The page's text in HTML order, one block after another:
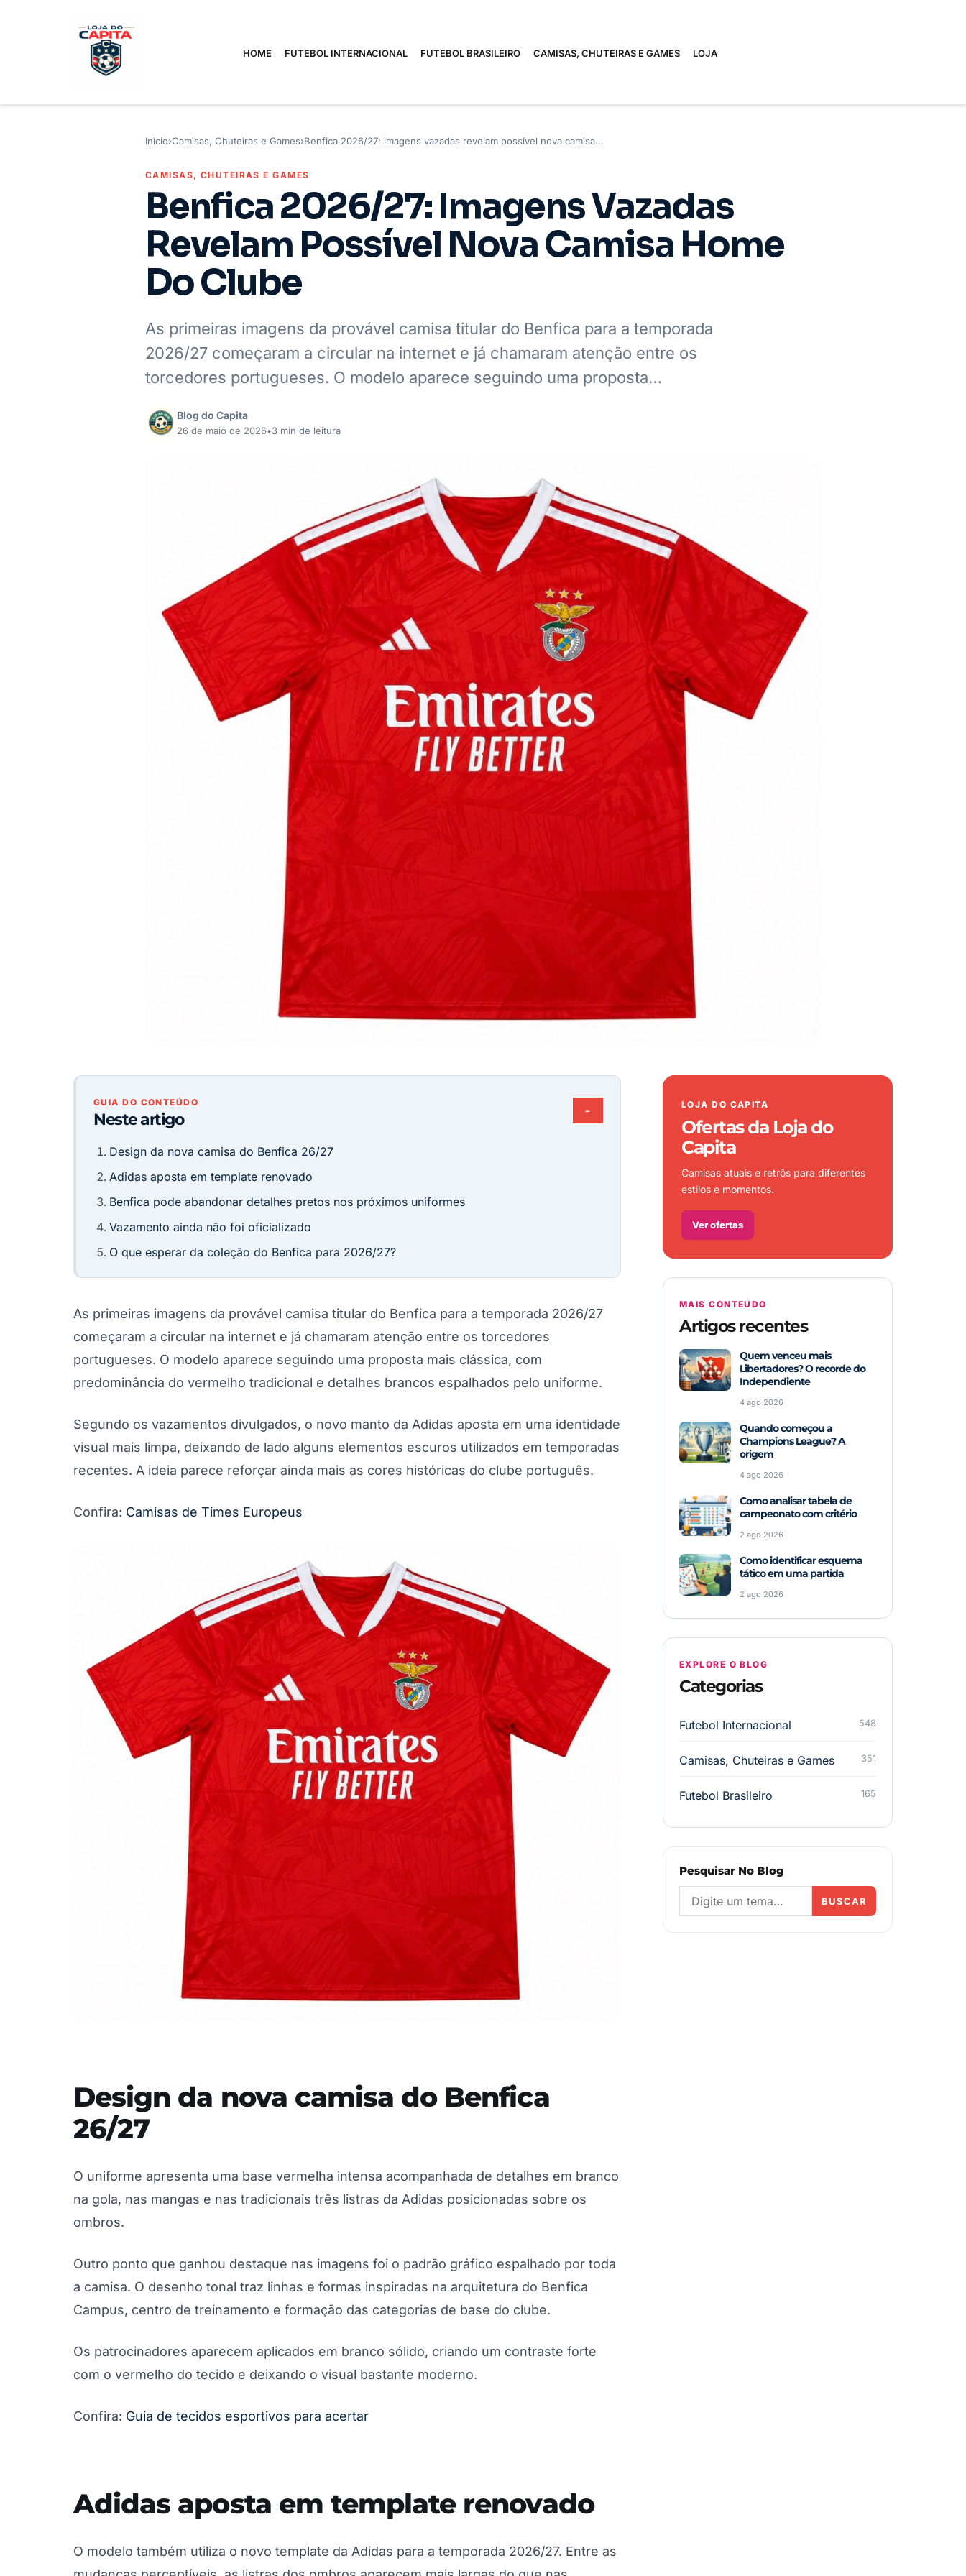
HOME FUTEBOL INTERNACIONAL FUTEBOL BRASILEIRO CAMISAS, CHUTEIRAS E GAMES LOJA
Início›Camisas, Chuteiras e Games›Benfica 2026/27: imagens vazadas revelam possível nova camisa…
CAMISAS, CHUTEIRAS E GAMES
Benfica 2026/27: Imagens Vazadas
Revelam Possível Nova Camisa Home
Do Clube
As primeiras imagens da provável camisa titular do Benfica para a temporada
2026/27 começaram a circular na internet e já chamaram atenção entre os
torcedores portugueses. O modelo aparece seguindo uma proposta…
Blog do Capita
26 de maio de 2026•3 min de leitura
GUIA DO CONTEÚDO
Neste artigo −
Design da nova camisa do Benfica 26/27
Adidas aposta em template renovado
Benfica pode abandonar detalhes pretos nos próximos uniformes
Vazamento ainda não foi oficializado
O que esperar da coleção do Benfica para 2026/27?
As primeiras imagens da provável camisa titular do Benfica para a temporada 2026/27
começaram a circular na internet e já chamaram atenção entre os torcedores
portugueses. O modelo aparece seguindo uma proposta mais clássica, com
predominância do vermelho tradicional e detalhes brancos espalhados pelo uniforme.
Segundo os vazamentos divulgados, o novo manto da Adidas aposta em uma identidade
visual mais limpa, deixando de lado alguns elementos escuros utilizados em temporadas
recentes. A ideia parece reforçar ainda mais as cores históricas do clube português.
Confira: Camisas de Times Europeus
Design da nova camisa do Benfica
26/27
O uniforme apresenta uma base vermelha intensa acompanhada de detalhes em branco
na gola, nas mangas e nas tradicionais três listras da Adidas posicionadas sobre os
ombros.
Outro ponto que ganhou destaque nas imagens foi o padrão gráfico espalhado por toda
a camisa. O desenho tonal traz linhas e formas inspiradas na arquitetura do Benfica
Campus, centro de treinamento e formação das categorias de base do clube.
Os patrocinadores aparecem aplicados em branco sólido, criando um contraste forte
com o vermelho do tecido e deixando o visual bastante moderno.
Confira: Guia de tecidos esportivos para acertar
Adidas aposta em template renovado
O modelo também utiliza o novo template da Adidas para a temporada 2026/27. Entre as
LOJA DO CAPITA
Ofertas da Loja do
Capita
Camisas atuais e retrôs para diferentes
estilos e momentos.
Ver ofertas
MAIS CONTEÚDO
Artigos recentes
Quem venceu mais
Libertadores? O recorde do
Independiente
4 ago 2026
Quando começou a
Champions League? A
origem
4 ago 2026
Como analisar tabela de
campeonato com critério
2 ago 2026
Como identificar esquema
tático em uma partida
2 ago 2026
EXPLORE O BLOG
Categorias
Futebol Internacional 548
Camisas, Chuteiras e Games 351
Futebol Brasileiro 165
Pesquisar No Blog
BUSCAR